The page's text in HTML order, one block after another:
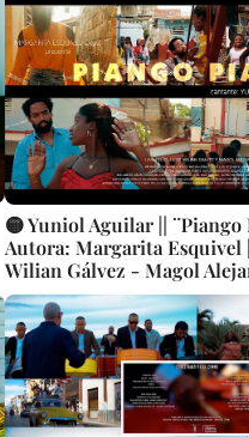
🟡 Yuniol Aguilar || ¨Piango
Autora: Margarita Esquivel
Wilian Gálvez - Magol
popular bailable cubana ||